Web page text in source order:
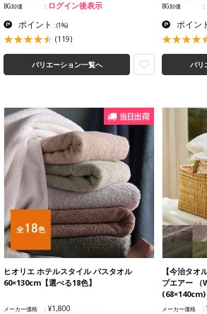
BG卸価 ログイン後表示
ポイント :(1%)
(119)
バリエーション一覧へ
BG卸価
ポイン
バリ
ヒオリエ ホテルスタイル バスタオル
60×130cm【選べる18色】
メーカー価格 ¥1,800
【今治タオ
プエアー
メーカー価格